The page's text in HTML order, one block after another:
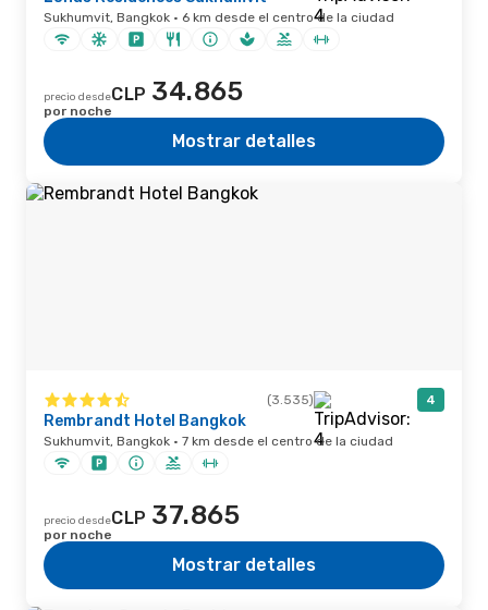
Sukhumvit, Bangkok · 6 km desde el centro de la ciudad
precio desdeCLP 34.865
por noche
Mostrar detalles
(3.535) 4
Rembrandt Hotel Bangkok
Sukhumvit, Bangkok · 7 km desde el centro de la ciudad
precio desdeCLP 37.865
por noche
Mostrar detalles